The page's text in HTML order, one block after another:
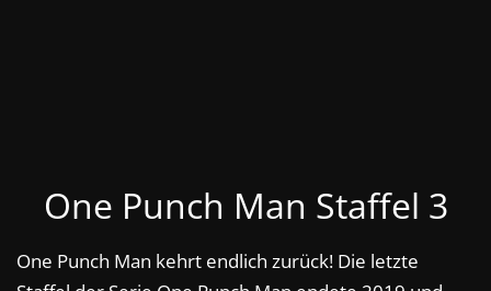
One Punch Man Staffel 3
One Punch Man kehrt endlich zurück! Die letzte